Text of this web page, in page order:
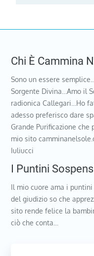
Chi È Cammina
Sono un essere
Sorgente Divina…Amo il
radionica Callegari…Ho
adesso preferisco dare
Grande Purificazione che
mio sito
Iuliucci
I Puntini
Il mio cuore ama i
del giudizio so che
sito rende felice la
ciò che conta…